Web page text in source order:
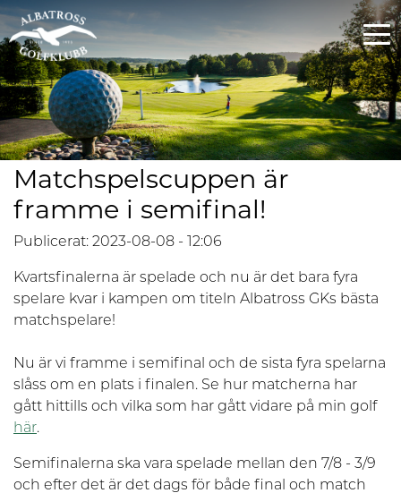
Matchspelscuppen är
framme i semifinal!
Publicerat: 2023-08-08 - 12:06
Kvartsfinalerna är spelade och nu är det bara fyra
spelare kvar i kampen om titeln Albatross GKs bästa
matchspelare!
Nu är vi framme i semifinal och de sista fyra spelarna
slåss om en plats i finalen. Se hur matcherna har
gått hittills och vilka som har gått vidare på min golf
här.
Semifinalerna ska vara spelade mellan den 7/8 - 3/9
och efter det är det dags för både final och match